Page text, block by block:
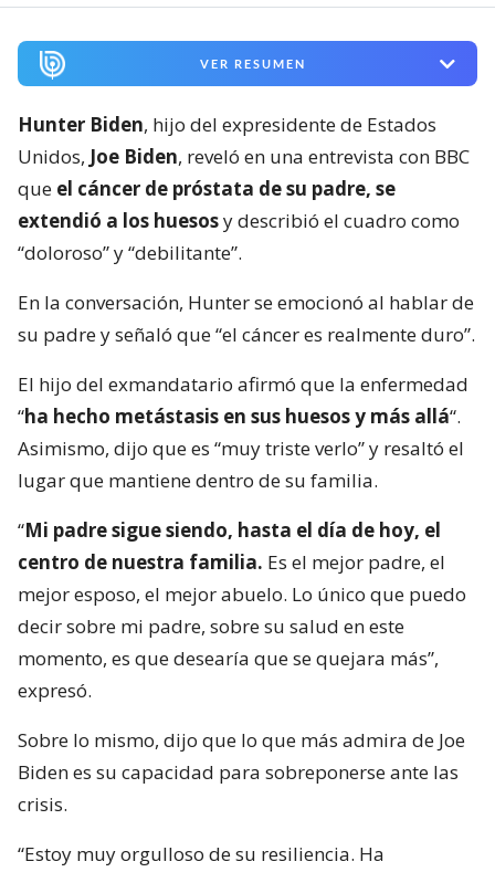
VER RESUMEN
Hunter Biden, hijo del expresidente de Estados
Unidos, Joe Biden, reveló en una entrevista con BBC
que el cáncer de próstata de su padre, se
extendió a los huesosy describió el cuadro como
“doloroso” y “debilitante”.
En la conversación, Hunter se emocionó al hablar de
su padre y señaló que “el cáncer es realmente duro”.
El hijo del exmandatario afirmó que la enfermedad
“ha hecho metástasis en sus huesos y más allá“.
Asimismo, dijo que es “muy triste verlo” y resaltó el
lugar que mantiene dentro de su familia.
“Mi padre sigue siendo, hasta el día de hoy, el
centro de nuestra familia. Es el mejor padre, el
mejor esposo, el mejor abuelo. Lo único que puedo
decir sobre mi padre, sobre su salud en este
momento, es que desearía que se quejara más”,
expresó.
Sobre lo mismo, dijo que lo que más admira de Joe
Biden es su capacidad para sobreponerse ante las
crisis.
“Estoy muy orgulloso de su resiliencia. Ha